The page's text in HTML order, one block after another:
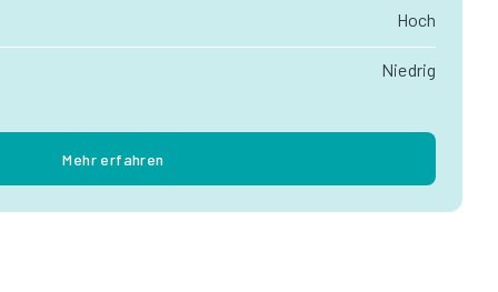
Hoch
Niedrig
Mehr erfahren